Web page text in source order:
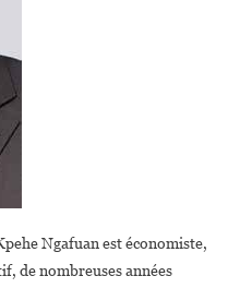
Ngafuan est économiste,
de nombreuses années